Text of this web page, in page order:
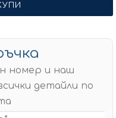
номер и наш
детайли по